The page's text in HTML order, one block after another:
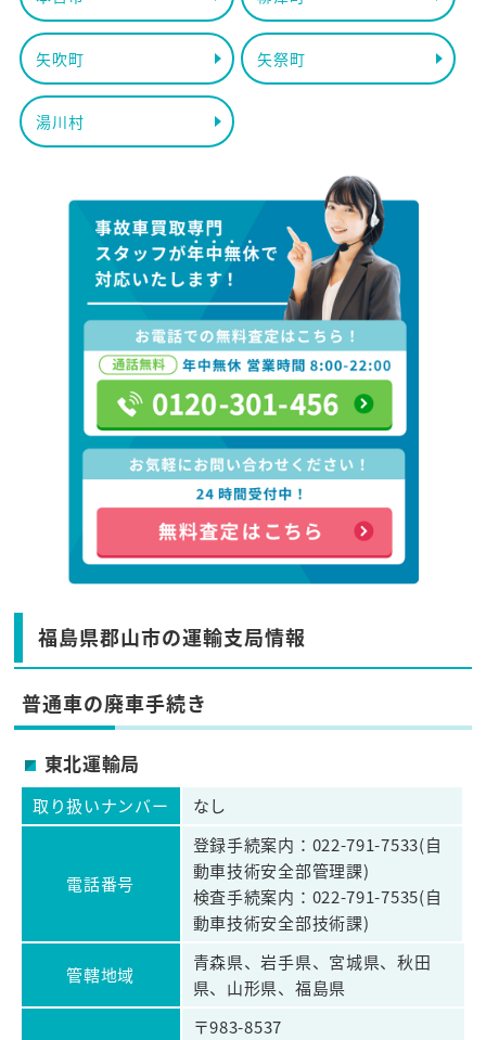
矢吹町 矢祭町
湯川村
福島県郡山市の運輸支局情報
普通車の廃車手続き
東北運輸局
取り扱いナンバー なし
電話番号
登録手続案内：022-791-7533(自
動車技術安全部管理課)
検査手続案内：022-791-7535(自
動車技術安全部技術課)
管轄地域
青森県、岩手県、宮城県、秋田
県、山形県、福島県
〒983-8537